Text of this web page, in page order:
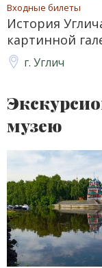
Входные билеты
История
картинной
г. Углич
музею